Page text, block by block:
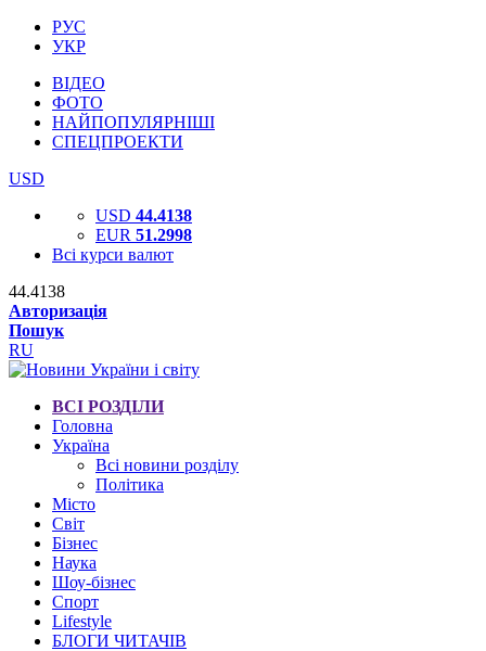
РУС
УКР
ВІДЕО
ФОТО
НАЙПОПУЛЯРНІШІ
СПЕЦПРОЕКТИ
USD
USD 44.4138
EUR 51.2998
Всі курси валют
44.4138
Авторизація
Пошук
RU
ВСІ РОЗДІЛИ
Головна
Україна
Всі новини розділу
Політика
Місто
Світ
Бізнес
Наука
Шоу-бізнес
Спорт
Lifestyle
БЛОГИ ЧИТАЧІВ